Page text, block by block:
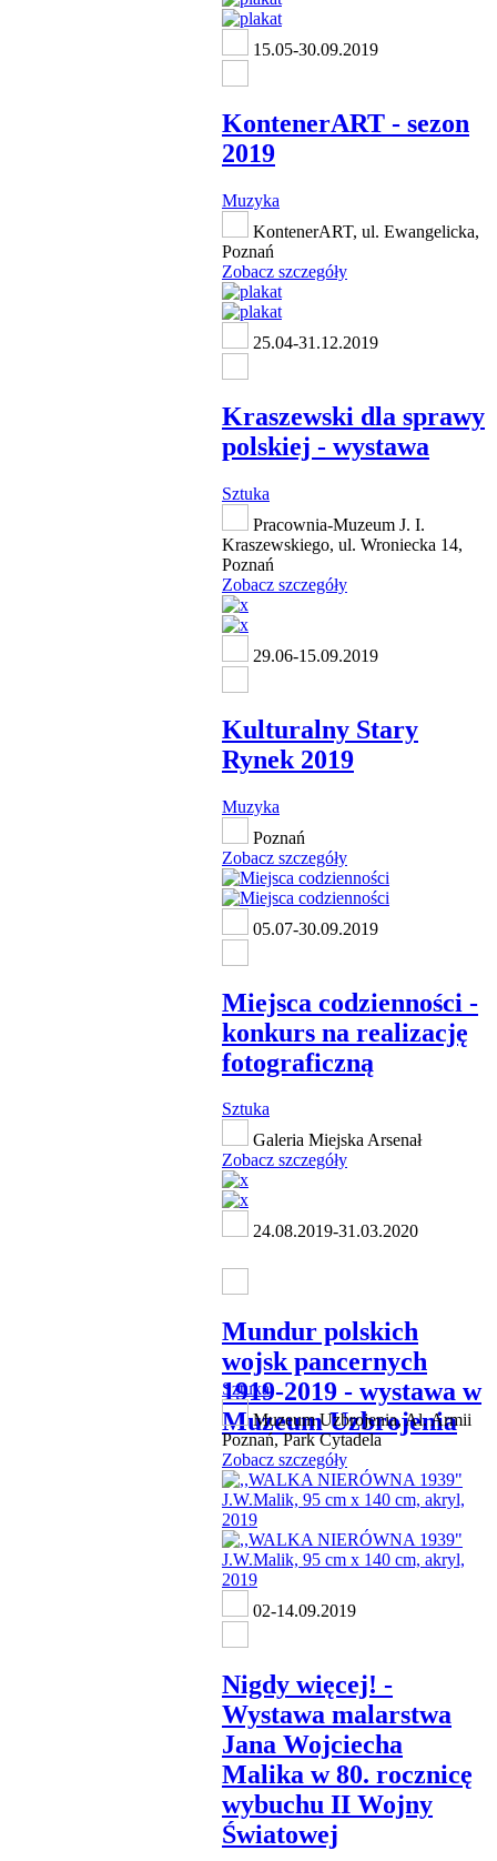
15.05-30.09.2019
KontenerART - sezon
2019
Muzyka
KontenerART, ul. Ewangelicka,
Poznań
Zobacz szczegóły
25.04-31.12.2019
Kraszewski dla sprawy
polskiej - wystawa
Sztuka
Pracownia-Muzeum J. I.
Kraszewskiego, ul. Wroniecka 14,
Poznań
Zobacz szczegóły
29.06-15.09.2019
Kulturalny Stary
Rynek 2019
Muzyka
Poznań
Zobacz szczegóły
05.07-30.09.2019
Miejsca codzienności -
konkurs na realizację
fotograficzną
Sztuka
Galeria Miejska Arsenał
Zobacz szczegóły
24.08.2019-31.03.2020
Mundur polskich
wojsk pancernych
1919-2019 - wystawa w
Muzeum Uzbrojenia
Sztuka
Muzeum Uzbrojenia, Al. Armii
Poznań, Park Cytadela
Zobacz szczegóły
02-14.09.2019
Nigdy więcej! -
Wystawa malarstwa
Jana Wojciecha
Malika w 80. rocznicę
wybuchu II Wojny
Światowej